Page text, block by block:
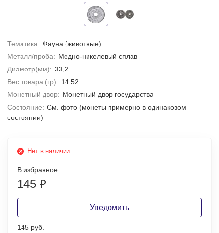
Тематика: Фауна (животные)
Металл/проба: Медно-никелевый сплав
Диаметр(мм): 33,2
Вес товара (гр): 14.52
Монетный двор: Монетный двор государства
Состояние: Cм. фото (монеты примерно в одинаковом
состоянии)
Нет в наличии
В избранное
145 ₽
Уведомить
145 руб.